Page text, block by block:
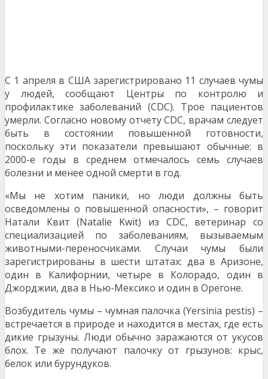
С 1 апреля в США зарегистрировано 11 случаев чумы
у людей, сообщают Центры по контролю и
профилактике заболеваний (CDC). Трое пациентов
умерли. Согласно новому отчету CDC, врачам следует
быть в состоянии повышенной готовности,
поскольку эти показатели превышают обычные: в
2000-е годы в среднем отмечалось семь случаев
болезни и менее одной смерти в год.
«Мы не хотим паники, но люди должны быть
осведомлены о повышенной опасности», – говорит
Натали Квит (Natalie Kwit) из CDC, ветеринар со
специализацией по заболеваниям, вызываемым
животными-переносчиками. Случаи чумы были
зарегистрированы в шести штатах: два в Аризоне,
один в Калифорнии, четыре в Колорадо, один в
Джорджии, два в Нью-Мексико и один в Орегоне.
Возбудитель чумы – чумная палочка (Yersinia pestis) –
встречается в природе и находится в местах, где есть
дикие грызуны. Люди обычно заражаются от укусов
блох. Те же получают палочку от грызунов: крыс,
белок или бурундуков.